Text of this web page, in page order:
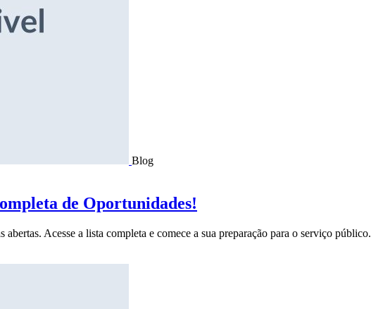
Blog
de Oportunidades!
Acesse a lista completa e comece a sua preparação para o serviço público.